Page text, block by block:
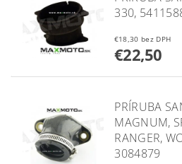
330,
€18,30 bez DPH
€22,50
PRÍRUBA
MAGNUM,
RANGER,
3084879